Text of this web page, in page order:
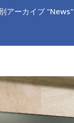
アーカイブ "News"